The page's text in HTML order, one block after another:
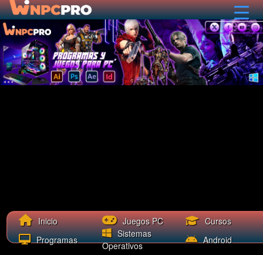
Inicio Juegos PC
Cursos
Programas
Sistemas
Operativos
Android